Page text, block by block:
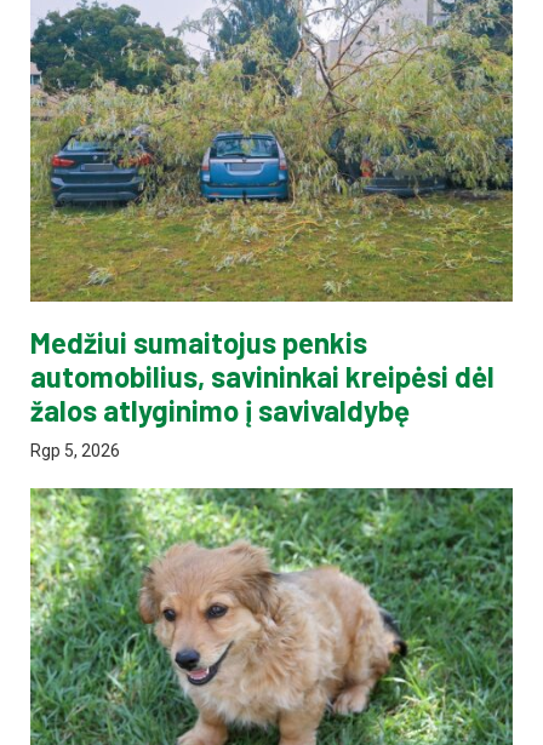
Medžiui sumaitojus penkis
automobilius, savininkai kreipėsi dėl
žalos atlyginimo į savivaldybę
Rgp 5, 2026